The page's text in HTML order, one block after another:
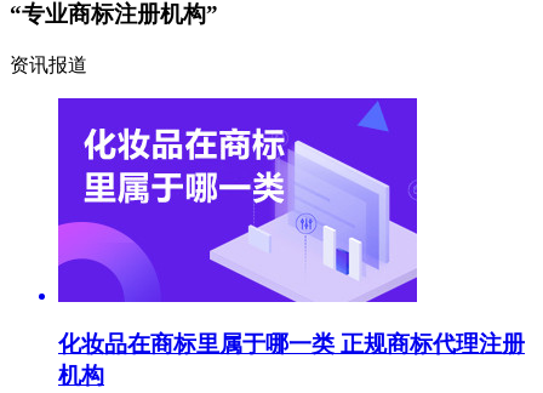
“专业商标注册机构”
资讯报道
化妆品在商标里属于哪一类 正规商标代理注册
机构